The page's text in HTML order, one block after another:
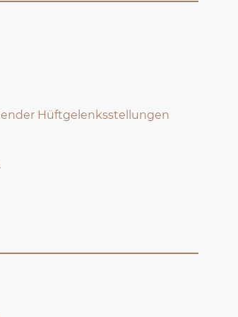
Hüftgelenksstellungen